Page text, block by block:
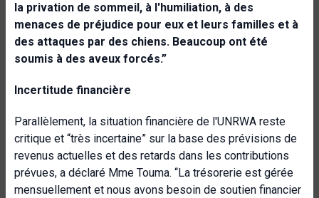
la privation de sommeil, à l'humiliation, à des
menaces de préjudice pour eux et leurs familles et à
des attaques par des chiens. Beaucoup ont été
soumis à des aveux forcés.”
Incertitude financière
Parallèlement, la situation financière de l'UNRWA reste
critique et “très incertaine” sur la base des prévisions de
revenus actuelles et des retards dans les contributions
prévues, a déclaré Mme Touma. “La trésorerie est gérée
mensuellement et nous avons besoin de soutien financier